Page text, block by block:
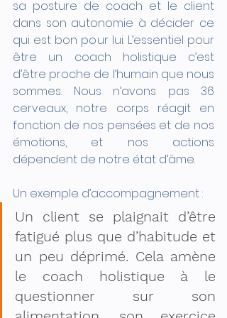
sa posture de coach et le client
dans son autonomie à décider ce
qui est bon pour lui. L’essentiel pour
être un coach holistique c’est
d’être proche de l’humain que nous
sommes. Nous n’avons pas 36
cerveaux, notre corps réagit en
fonction de nos pensées et de nos
émotions, et nos actions
dépendent de notre état d’âme.
Un exemple d’accompagnement :
Un client se plaignait d’être
fatigué plus que d’habitude et
un peu déprimé. Cela amène
le coach holistique à le
questionner sur son